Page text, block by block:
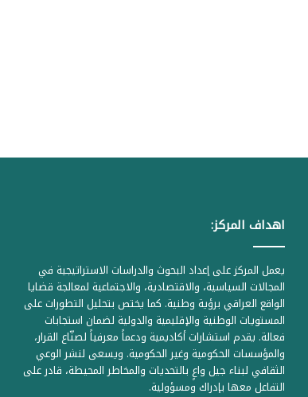
اهداف المركز:
يعمل المركز على إعداد البحوث والدراسات الاستراتيجية في
المجالات السياسية، والاقتصادية، والاجتماعية لمعالجة قضايا
الواقع العراقي برؤية وطنية. كما يختص بتحليل التطورات على
المستويات الوطنية والإقليمية والدولية لضمان استجابات
فعالة. يقدم استشارات أكاديمية ودعماً معرفياً لصنّاع القرار،
والمؤسسات الحكومية وغير الحكومية. ويسعى لنشر الوعي
الثقافي لبناء جيل واعٍ بالتحديات والمخاطر المحيطة، قادر على
التفاعل معها بإدراك ومسؤولية.